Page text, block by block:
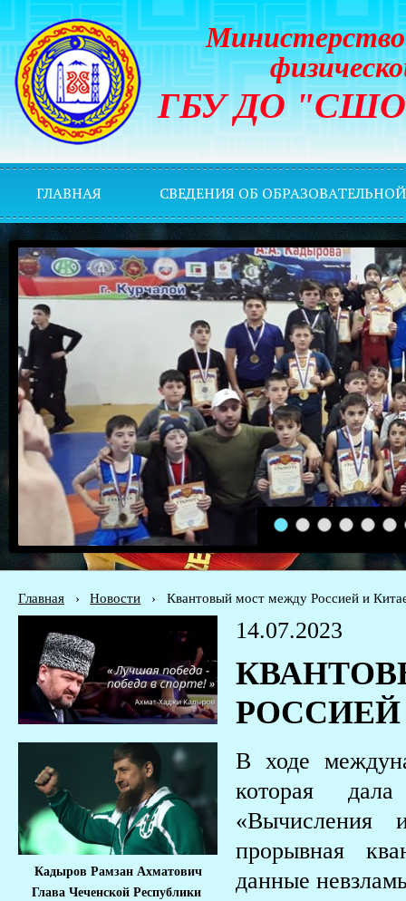
Министерство
ГБУ ДО "СШОР
ГЛАВНАЯ СВЕДЕНИЯ ОБ
1 2 3 4 5 6
Главная › Новости › Квантовый мост между Россией и
Кадыров Рамзан Ахматович
Глава Чеченской Республики
14.07.2023
В ходе
которая
«Вычисления
прорывная
данные